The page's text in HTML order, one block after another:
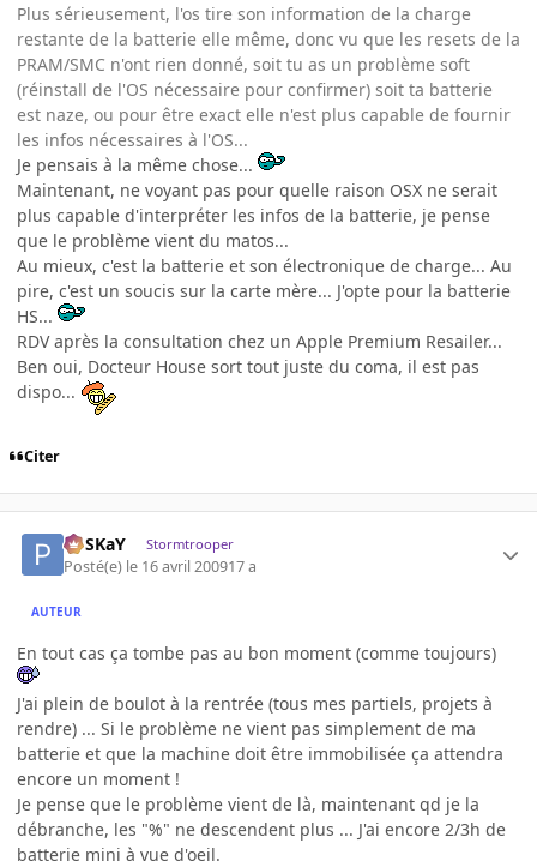
Plus sérieusement, l'os tire son information de la charge
restante de la batterie elle même, donc vu que les resets de la
PRAM/SMC n'ont rien donné, soit tu as un problème soft
(réinstall de l'OS nécessaire pour confirmer) soit ta batterie
est naze, ou pour être exact elle n'est plus capable de fournir
les infos nécessaires à l'OS...
Je pensais à la même chose...
Maintenant, ne voyant pas pour quelle raison OSX ne serait
plus capable d'interpréter les infos de la batterie, je pense
que le problème vient du matos...
Au mieux, c'est la batterie et son électronique de charge... Au
pire, c'est un soucis sur la carte mère... J'opte pour la batterie
HS...
RDV après la consultation chez un Apple Premium Resailer...
Ben oui, Docteur House sort tout juste du coma, il est pas
dispo...
Citer
PoSKaY Stormtrooper
Posté(e) le 16 avril 200917 a
AUTEUR
En tout cas ça tombe pas au bon moment (comme toujours)
J'ai plein de boulot à la rentrée (tous mes partiels, projets à
rendre) ... Si le problème ne vient pas simplement de ma
batterie et que la machine doit être immobilisée ça attendra
encore un moment !
Je pense que le problème vient de là, maintenant qd je la
débranche, les "%" ne descendent plus ... J'ai encore 2/3h de
batterie mini à vue d'oeil.